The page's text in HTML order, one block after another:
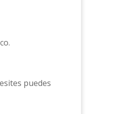
puedes